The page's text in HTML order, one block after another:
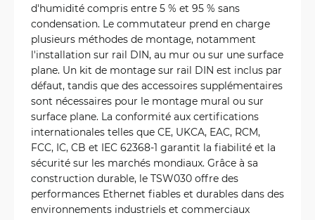
d'humidité compris entre 5 % et 95 % sans
condensation. Le commutateur prend en charge
plusieurs méthodes de montage, notamment
l'installation sur rail DIN, au mur ou sur une surface
plane. Un kit de montage sur rail DIN est inclus par
défaut, tandis que des accessoires supplémentaires
sont nécessaires pour le montage mural ou sur
surface plane. La conformité aux certifications
internationales telles que CE, UKCA, EAC, RCM,
FCC, IC, CB et IEC 62368-1 garantit la fiabilité et la
sécurité sur les marchés mondiaux. Grâce à sa
construction durable, le TSW030 offre des
performances Ethernet fiables et durables dans des
environnements industriels et commerciaux